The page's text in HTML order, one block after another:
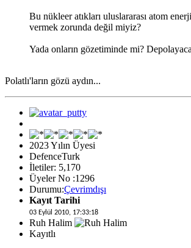
Bu nükleer atıkları uluslararası atom
vermek zorunda değil miyiz?
Yada onların gözetiminde mi?
Polatlı'ların gözü aydın...
2023 Yılın Üyesi
DefenceTurk
İletiler: 5,170
Üyeler No :1296
Durumu:Çevrimdışı
Kayıt Tarihi
03 Eylül 2010, 17:33:18
Ruh Halim
Kayıtlı